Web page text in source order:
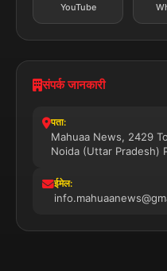
YouTube
संपर्क जानकारी
पता:
Mahuaa News, 2429
Noida (Uttar Pradesh)
ईमेल: